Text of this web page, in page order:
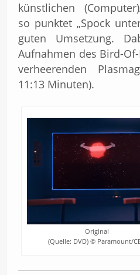
künstlichen
so punktet „Spock
guten Umsetzung.
Aufnahmen des Bird-
verheerenden
11:13 Minuten).
Original
(Quelle: DVD) © Paramount/